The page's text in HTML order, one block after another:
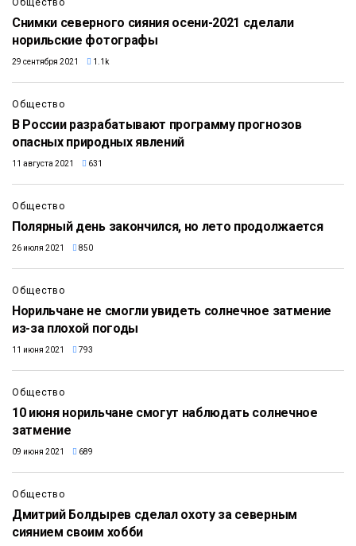
Снимки северного сияния осени-2021 сделали
норильские фотографы
29 сентября 2021 1.1k
Общество
В России разрабатывают программу прогнозов
опасных природных явлений
11 августа 2021 631
Общество
Полярный день закончился, но лето продолжается
26 июля 2021 850
Общество
Норильчане не смогли увидеть солнечное затмение
из-за плохой погоды
11 июня 2021 793
Общество
10 июня норильчане смогут наблюдать солнечное
затмение
09 июня 2021 689
0:26
Общество
Дмитрий Болдырев сделал охоту за северным
сиянием своим хобби